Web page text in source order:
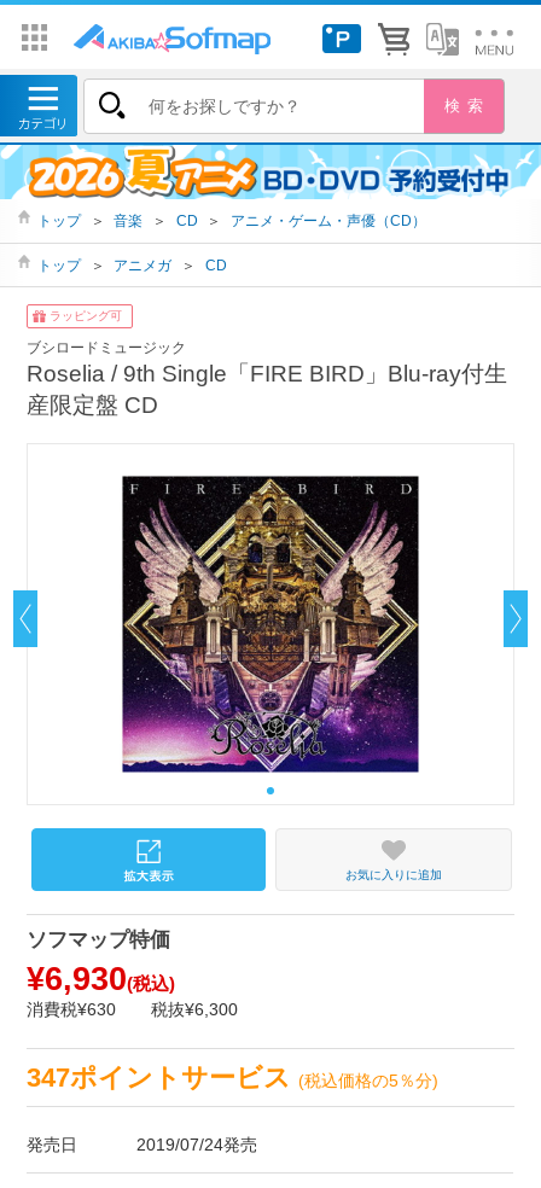
トップ ＞ 音楽 ＞ CD ＞ アニメ・ゲーム・声優（CD）
トップ ＞ アニメガ ＞ CD
ラッピング可
ブシロードミュージック
Roselia / 9th Single「FIRE BIRD」Blu-ray付生
産限定盤 CD
お気に入りに追加
ソフマップ特価
¥6,930(税込)
消費税¥630 税抜¥6,300
347ポイントサービス(税込価格の5％分)
発売日 2019/07/24発売